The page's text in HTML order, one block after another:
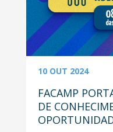
10 OUT 2024
FACAMP
DE